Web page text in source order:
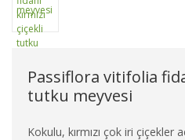
Passiflora vitifolia
tutku meyvesi
Kokulu, kırmızı çok iri çiçekler